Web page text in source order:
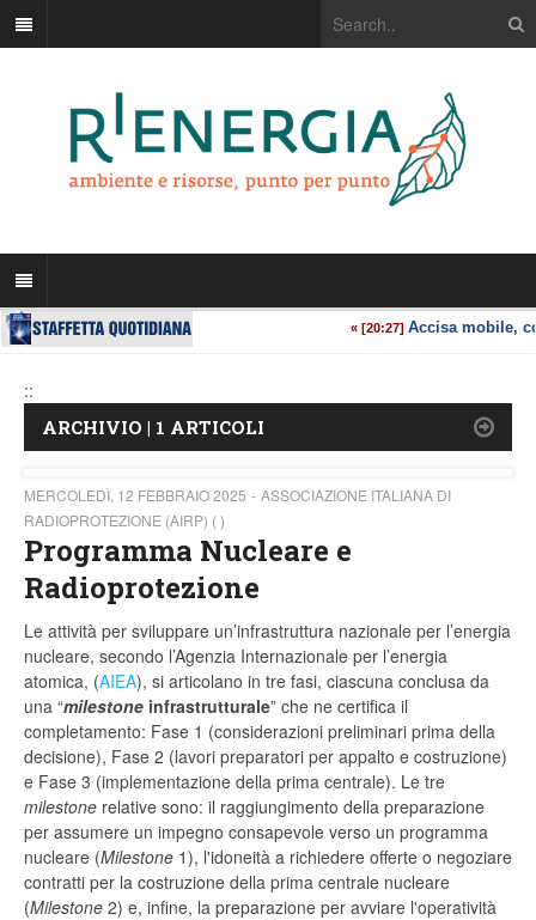
::
ARCHIVIO | 1 ARTICOLI
MERCOLEDÌ, 12 FEBBRAIO 2025
ASSOCIAZIONE ITALIANA DI
RADIOPROTEZIONE (AIRP) ( )
Programma Nucleare e
Radioprotezione
Le attività per sviluppare un’infrastruttura nazionale per l’energia
nucleare, secondo l’Agenzia Internazionale per l’energia
atomica, (AIEA), si articolano in tre fasi, ciascuna conclusa da
una “milestone infrastrutturale” che ne certifica il
completamento: Fase 1 (considerazioni preliminari prima della
decisione), Fase 2 (lavori preparatori per appalto e costruzione)
e Fase 3 (implementazione della prima centrale). Le tre
milestone relative sono: il raggiungimento della preparazione
per assumere un impegno consapevole verso un programma
nucleare (Milestone 1), l'idoneità a richiedere offerte o negoziare
contratti per la costruzione della prima centrale nucleare
(Milestone 2) e, infine, la preparazione per avviare l'operatività